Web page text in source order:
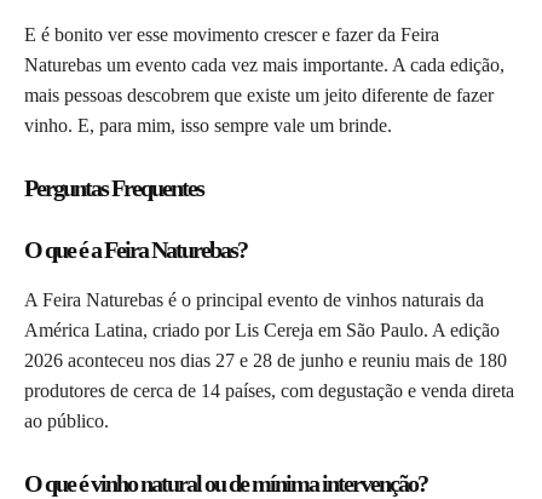
E é bonito ver esse movimento crescer e fazer da Feira
Naturebas um evento cada vez mais importante. A cada edição,
mais pessoas descobrem que existe um jeito diferente de fazer
vinho. E, para mim, isso sempre vale um brinde.
Perguntas Frequentes
O que é a Feira Naturebas?
A Feira Naturebas é o principal evento de vinhos naturais da
América Latina, criado por Lis Cereja em São Paulo. A edição
2026 aconteceu nos dias 27 e 28 de junho e reuniu mais de 180
produtores de cerca de 14 países, com degustação e venda direta
ao público.
O que é vinho natural ou de mínima intervenção?